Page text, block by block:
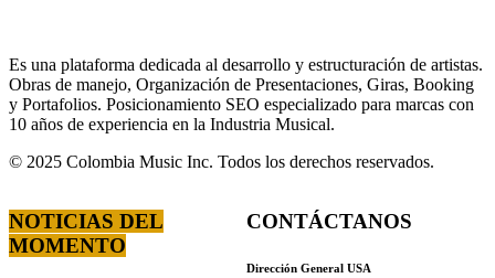
Es una plataforma dedicada al desarrollo y estructuración de artistas.
Obras de manejo, Organización de Presentaciones, Giras, Booking
y Portafolios. Posicionamiento SEO especializado para marcas con
10 años de experiencia en la Industria Musical.
© 2025 Colombia Music Inc. Todos los derechos reservados.
NOTICIAS DEL
MOMENTO
CONTÁCTANOS
Dirección General USA